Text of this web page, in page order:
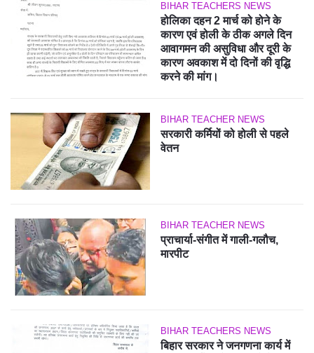
BIHAR TEACHERS NEWS
होलिका दहन 2 मार्च को होने के
कारण एवं होली के ठीक अगले दिन
आवागमन की असुविधा और दूरी के
कारण अवकाश में दो दिनों की वृद्धि
करने की मांग।
BIHAR TEACHER NEWS
सरकारी कर्मियों को होली से पहले
वेतन
BIHAR TEACHER NEWS
प्राचार्या-संगीत में गाली-गलौच,
मारपीट
BIHAR TEACHERS NEWS
बिहार सरकार ने जनगणना कार्य में